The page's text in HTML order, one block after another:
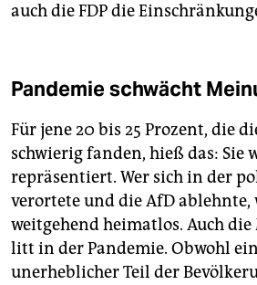
auch die FDP die
Pandemie schwächt
Für jene 20 bis 25 Prozent, die
schwierig fanden, hieß das: Sie
repräsentiert. Wer sich in der
verortete und die AfD
weitgehend heimatlos. Auch
litt in der Pandemie. Obwohl
unerheblicher Teil der